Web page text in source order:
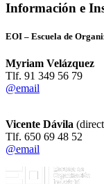
Información e
EOI – Escuela de
Myriam Velázquez
Tlf. 91 349 56 79
@email
Vicente Dávila
Tlf. 650 69 48 52
@email